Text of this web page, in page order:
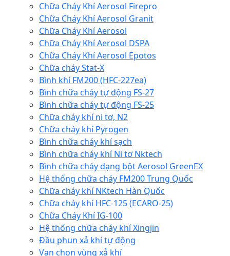
Chữa Cháy Khí Aerosol Firepro
Chữa Cháy Khí Aerosol Granit
Chữa Cháy Khí Aerosol
Chữa Cháy Khí Aerosol DSPA
Chữa Cháy Khí Aerosol Epotos
Chữa cháy Stat-X
Bình khí FM200 (HFC-227ea)
Bình chữa cháy tự động FS-27
Bình chữa cháy tự động FS-25
Chữa cháy khí ni tơ, N2
Chữa cháy khí Pyrogen
Bình chữa cháy khí sạch
Bình chữa cháy khí Ni tơ Nktech
Bình chữa cháy dạng bột Aerosol GreenEX
Hệ thống chữa cháy FM200 Trung Quốc
Chữa cháy khí NKtech Hàn Quốc
Chữa cháy khí HFC-125 (ECARO-25)
Chữa Cháy Khí IG-100
Hệ thống chữa cháy khí Xingjin
Đầu phun xả khí tự động
Van chọn vùng xả khí